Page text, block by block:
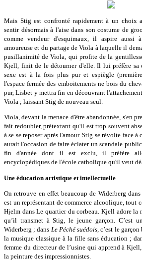
Mais Stig est confronté rapidement à un choix
sentir désormais à l'aise dans son costume de
comme vendeur d'esquimaux, il aspire aussi
amoureuse et du partage de Viola à laquelle il
pusillanimité de Viola, qui profite de la
Kjell, finit de le détourner d'elle. Il lui préfère sa
sexe est à la fois plus pur et espiègle
l'espace fermée des emboitements ne bois du
pur, Lisbet y mettra fin en découvrant
Viola ; laissant Stig de nouveau seul.
Viola, devant la menace d'être abandonnée, s'en
fait redoubler, prétextant qu'il est trop souvent
à se se reposer après l'amour. Stig se révolte face
aurait l'occasion de faire éclater un scandale
fin d'année dont il est exclu, il préfère
encyclopédiques de l'école catholique qu'il veut
Une éducation artistique et intellectuelle
On retrouve en effet beaucoup de Widerberg dans
est un représentant de commerce alcoolique, tout
Hjelm dans Le quartier du corbeau. Kjell adore la
qu’il transmet à Stig, le jeune garçon. C’est
Widerberg ; dans Le Péché suédois , c’est le
la musique classique à la fille sans éducation ;
femme du directeur de l’usine qui apprend à
la peinture des impressionnistes.